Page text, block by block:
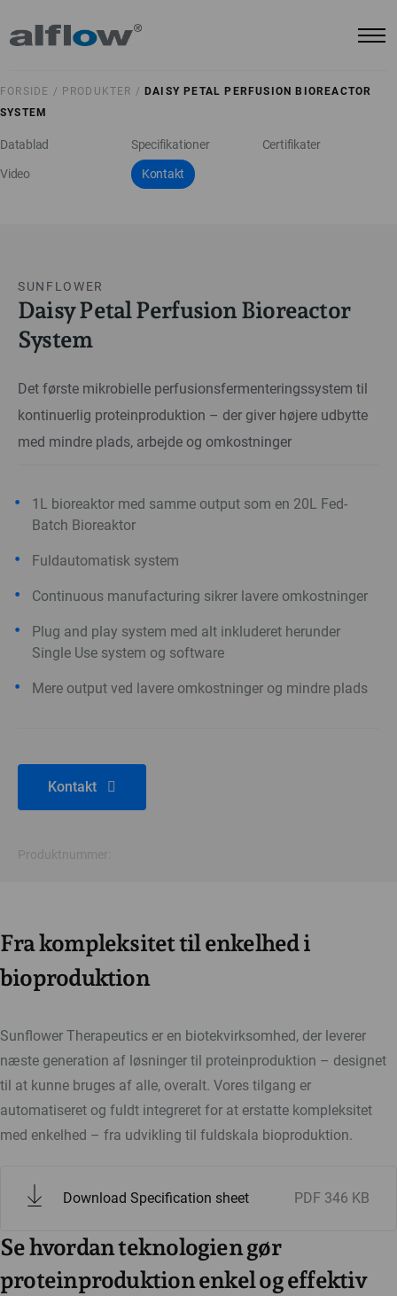
FORSIDE / PRODUKTER / DAISY PETAL PERFUSION BIOREACTOR
SYSTEM
Datablad Specifikationer Certifikater
Video Kontakt
SUNFLOWER
Daisy Petal Perfusion Bioreactor
System
Det første mikrobielle perfusionsfermenteringssystem til
kontinuerlig proteinproduktion – der giver højere udbytte
med mindre plads, arbejde og omkostninger
1L bioreaktor med samme output som en 20L Fed-
Batch Bioreaktor
Fuldautomatisk system
Continuous manufacturing sikrer lavere omkostninger
Plug and play system med alt inkluderet herunder
Single Use system og software
Mere output ved lavere omkostninger og mindre plads
Kontakt
Produktnummer:
Fra kompleksitet til enkelhed i
bioproduktion
Sunflower Therapeutics er en biotekvirksomhed, der leverer
næste generation af løsninger til proteinproduktion – designet
til at kunne bruges af alle, overalt. Vores tilgang er
automatiseret og fuldt integreret for at erstatte kompleksitet
med enkelhed – fra udvikling til fuldskala bioproduktion.
Download Specification sheet PDF 346 KB
Se hvordan teknologien gør
proteinproduktion enkel og effektiv